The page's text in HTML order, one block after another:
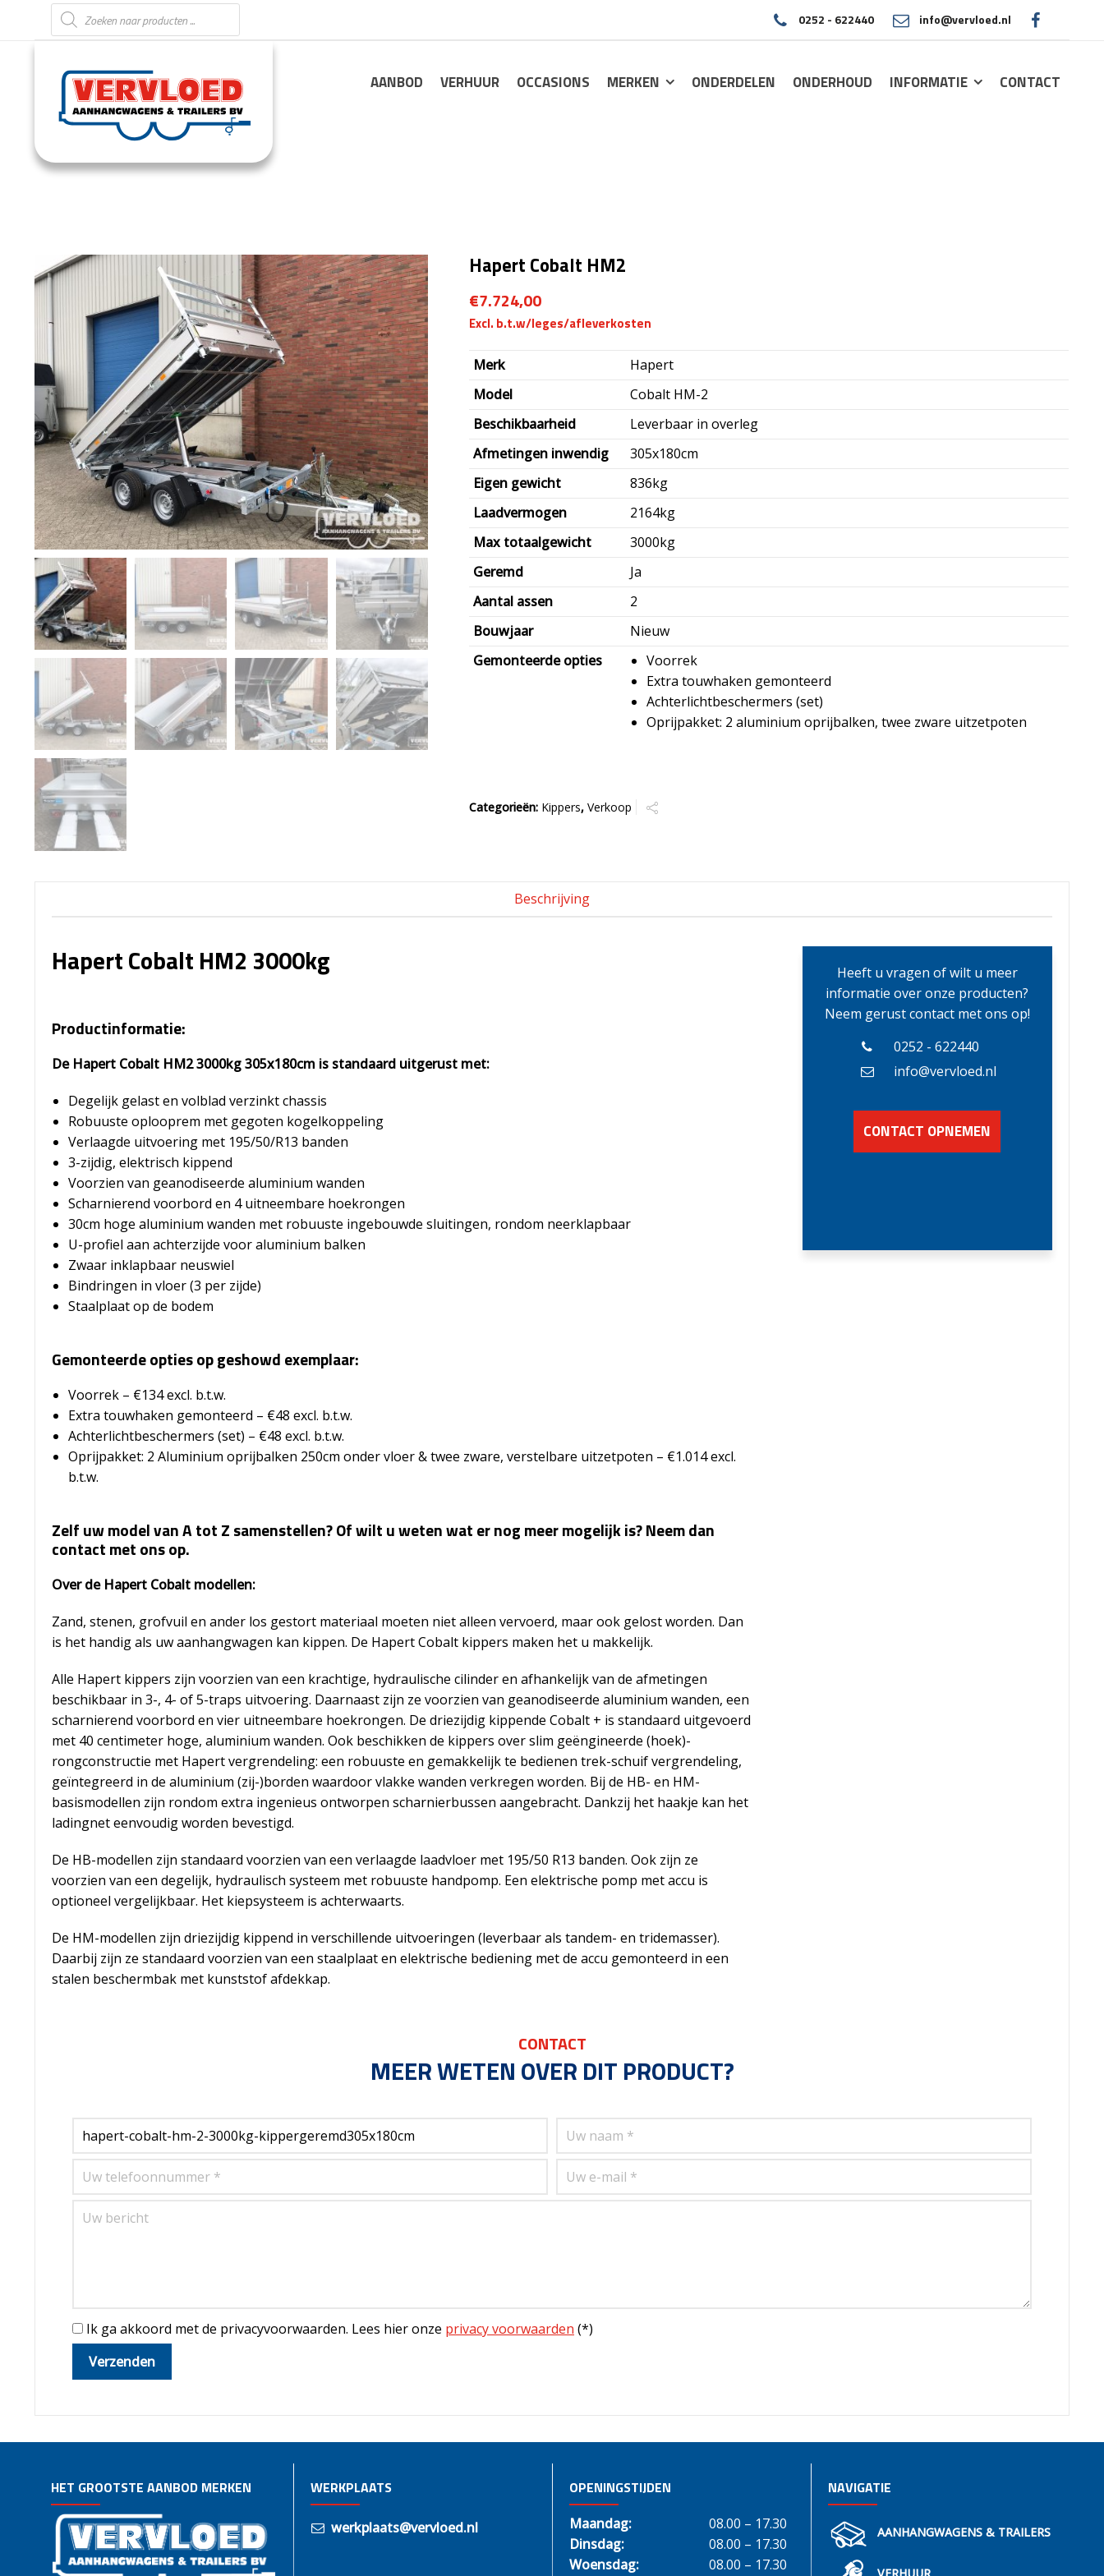
Producten zoeken
0252 - 622440 info@vervloed.nl
AANBOD VERHUUR OCCASIONS MERKEN ONDERDELEN ONDERHOUD INFORMATIE CONTACT
Hapert Cobalt HM2
€7.724,00
Merk
Hapert
Model
Cobalt HM-2
Beschikbaarheid
Leverbaar in overleg
Afmetingen inwendig
305x180cm
Eigen gewicht
836kg
Laadvermogen
2164kg
Max totaalgewicht
3000kg
Geremd
Ja
Aantal assen
2
Bouwjaar
Nieuw
Gemonteerde opties
Voorrek
Extra touwhaken gemonteerd
Achterlichtbeschermers (set)
Oprijpakket: 2 aluminium oprijbalken, twee zware uitzetpoten
Categorieën: Kippers,Verkoop
Beschrijving
Hapert Cobalt HM2 3000kg
Productinformatie:
De Hapert Cobalt HM2 3000kg 305x180cm is standaard uitgerust met:
Degelijk gelast en volblad verzinkt chassis
Robuuste oplooprem met gegoten kogelkoppeling
Verlaagde uitvoering met 195/50/R13 banden
3-zijdig, elektrisch kippend
Voorzien van geanodiseerde aluminium wanden
Scharnierend voorbord en 4 uitneembare hoekrongen
30cm hoge aluminium wanden met robuuste ingebouwde sluitingen, rondom neerklapbaar
U-profiel aan achterzijde voor aluminium balken
Zwaar inklapbaar neuswiel
Bindringen in vloer (3 per zijde)
Staalplaat op de bodem
Gemonteerde opties op geshowd exemplaar:
Voorrek – €134 excl. b.t.w.
Extra touwhaken gemonteerd – €48 excl. b.t.w.
Achterlichtbeschermers (set) – €48 excl. b.t.w.
Oprijpakket: 2 Aluminium oprijbalken 250cm onder vloer & twee zware, verstelbare uitzetpoten – €1.014 excl.
b.t.w.
Zelf uw model van A tot Z samenstellen? Of wilt u weten wat er nog meer mogelijk is? Neem dan
contact met ons op.
Over de Hapert Cobalt modellen:
Zand, stenen, grofvuil en ander los gestort materiaal moeten niet alleen vervoerd, maar ook gelost worden. Dan
is het handig als uw aanhangwagen kan kippen. De Hapert Cobalt kippers maken het u makkelijk.
Alle Hapert kippers zijn voorzien van een krachtige, hydraulische cilinder en afhankelijk van de afmetingen
beschikbaar in 3-, 4- of 5-traps uitvoering. Daarnaast zijn ze voorzien van geanodiseerde aluminium wanden, een
scharnierend voorbord en vier uitneembare hoekrongen. De driezijdig kippende Cobalt + is standaard uitgevoerd
met 40 centimeter hoge, aluminium wanden. Ook beschikken de kippers over slim geëngineerde (hoek)-
rongconstructie met Hapert vergrendeling: een robuuste en gemakkelijk te bedienen trek-schuif vergrendeling,
geïntegreerd in de aluminium (zij-)borden waardoor vlakke wanden verkregen worden. Bij de HB- en HM-
basismodellen zijn rondom extra ingenieus ontworpen scharnierbussen aangebracht. Dankzij het haakje kan het
ladingnet eenvoudig worden bevestigd.
De HB-modellen zijn standaard voorzien van een verlaagde laadvloer met 195/50 R13 banden. Ook zijn ze
voorzien van een degelijk, hydraulisch systeem met robuuste handpomp. Een elektrische pomp met accu is
optioneel vergelijkbaar. Het kiepsysteem is achterwaarts.
De HM-modellen zijn driezijdig kippend in verschillende uitvoeringen (leverbaar als tandem- en tridemasser).
Daarbij zijn ze standaard voorzien van een staalplaat en elektrische bediening met de accu gemonteerd in een
stalen beschermbak met kunststof afdekkap.
Heeft u vragen of wilt u meer
informatie over onze producten?
Neem gerust contact met ons op!
0252 - 622440
info@vervloed.nl
CONTACT OPNEMEN
CONTACT
MEER WETEN OVER DIT PRODUCT?
Ik ga akkoord met de privacyvoorwaarden. Lees hier onze privacy voorwaarden (*)
HET GROOTSTE AANBOD MERKEN WERKPLAATS
werkplaats@vervloed.nl
OPENINGSTIJDEN
Maandag:
08.00 – 17.30
Dinsdag:
08.00 – 17.30
Woensdag:
08.00 – 17.30
NAVIGATIE
AANHANGWAGENS & TRAILERS